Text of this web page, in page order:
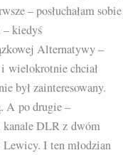
– posłuchałam sobie
kiedyś
Alternatywy –
wielokrotnie chciał
był zainteresowany.
A po drugie –
kanale DLR z dwóm
I ten młodzian